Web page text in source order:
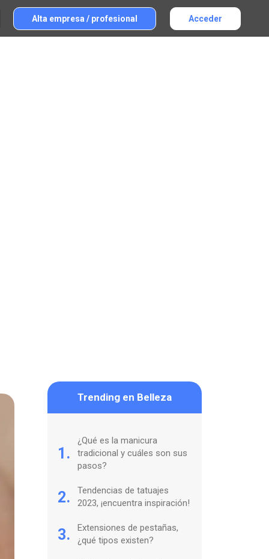
Alta empresa / profesional Acceder
Trending en Belleza
1.
¿Qué es la manicura
tradicional y cuáles son sus
pasos?
2.
Tendencias de tatuajes
2023, ¡encuentra inspiración!
3.
Extensiones de pestañas,
¿qué tipos existen?